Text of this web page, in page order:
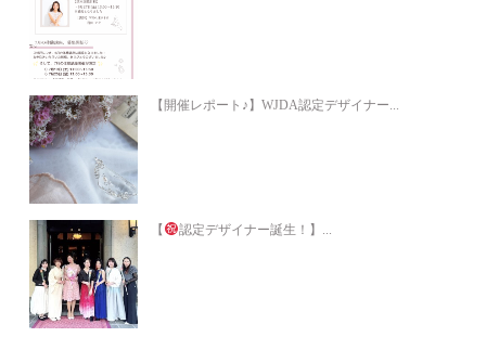
【開催レポート♪】WJDA認定デザイナー...
【 認定デザイナー誕生！】...